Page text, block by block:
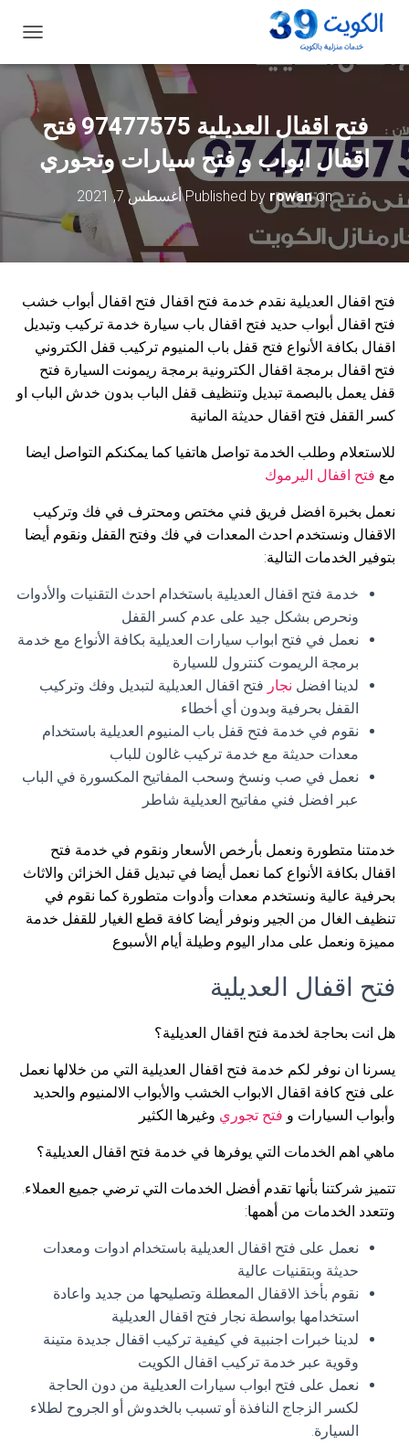
ب
د
ل
ل
فتح اقفال العديلية 97477575 فتح
اقفال ابواب و فتح سيارات وتجوري
Published by rowanon أغسطس 7, 2021
فتح اقفال العديلية نقدم خدمة فتح اقفال فتح اقفال أبواب خشب
فتح اقفال أبواب حديد فتح اقفال باب سيارة خدمة تركيب وتبديل
اقفال بكافة الأنواع فتح قفل باب المنيوم تركيب قفل الكتروني
فتح اقفال برمجة اقفال الكترونية برمجة ريمونت السيارة فتح
قفل يعمل بالبصمة تبديل وتنظيف قفل الباب بدون خدش الباب او
كسر القفل فتح اقفال حديثة المانية
للاستعلام وطلب الخدمة تواصل هاتفيا كما يمكنكم التواصل ايضا
مع فتح اقفال اليرموك
نعمل بخبرة افضل فريق فني مختص ومحترف في فك وتركيب
الاقفال ونستخدم احدث المعدات في فك وفتح القفل ونقوم أيضا
بتوفير الخدمات التالية:
خدمة فتح اقفال العديلية باستخدام احدث التقنيات والأدوات
ونحرص بشكل جيد على عدم كسر القفل
نعمل في فتح ابواب سيارات العديلية بكافة الأنواع مع خدمة
برمجة الريموت كنترول للسيارة
لدينا افضل نجار فتح اقفال العديلية لتبديل وفك وتركيب
القفل بحرفية وبدون أي أخطاء
نقوم في خدمة فتح قفل باب المنيوم العديلية باستخدام
معدات حديثة مع خدمة تركيب غالون للباب
نعمل في صب ونسخ وسحب المفاتيح المكسورة في الباب
عبر افضل فني مفاتيح العديلية شاطر
خدمتنا متطورة ونعمل بأرخص الأسعار ونقوم في خدمة فتح
اقفال بكافة الأنواع كما نعمل أيضا في تبديل قفل الخزائن والاثاث
بحرفية عالية ونستخدم معدات وأدوات متطورة كما نقوم في
تنظيف الغال من الجير ونوفر أيضا كافة قطع الغيار للقفل خدمة
مميزة ونعمل على مدار اليوم وطيلة أيام الأسبوع
فتح اقفال العديلية
هل انت بحاجة لخدمة فتح اقفال العديلية؟
يسرنا ان نوفر لكم خدمة فتح اقفال العديلية التي من خلالها نعمل
على فتح كافة اقفال الابواب الخشب والأبواب الالمنيوم والحديد
وأبواب السيارات و فتح تجوري وغيرها الكثير
ماهي اهم الخدمات التي يوفرها في خدمة فتح اقفال العديلية؟
تتميز شركتنا بأنها تقدم أفضل الخدمات التي ترضي جميع العملاء.
وتتعدد الخدمات من أهمها:
نعمل على فتح اقفال العديلية باستخدام ادوات ومعدات
حديثة وبتقنيات عالية
نقوم بأخذ الاقفال المعطلة وتصليحها من جديد واعادة
استخدامها بواسطة نجار فتح اقفال العديلية
لدينا خبرات اجنبية في كيفية تركيب اقفال جديدة متينة
وقوية عبر خدمة تركيب اقفال الكويت
نعمل على فتح ابواب سيارات العديلية من دون الحاجة
لكسر الزجاج النافذة أو تسبب بالخدوش أو الجروح لطلاء
السيارة.